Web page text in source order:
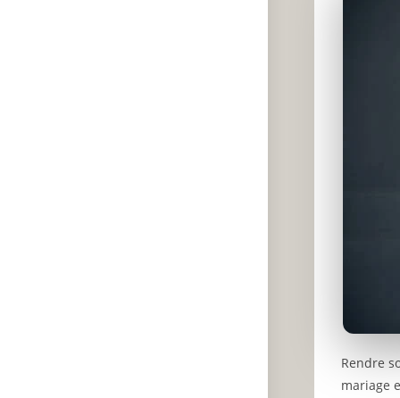
Rendre
mariage